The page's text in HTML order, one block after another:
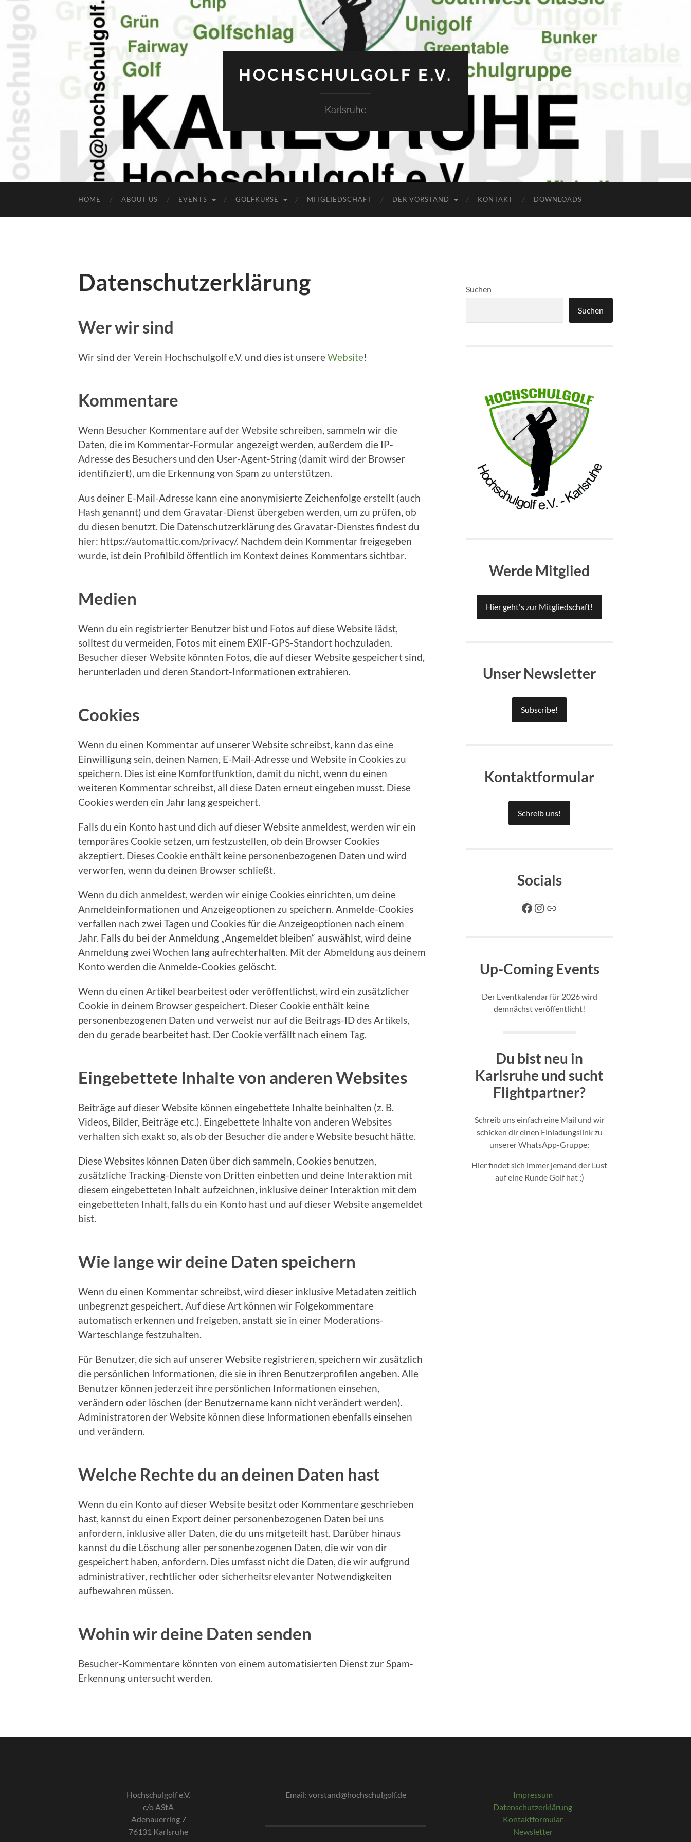
HOCHSCHULGOLF E.V.
Karlsruhe
HOME ABOUT US EVENTS GOLFKURSE MITGLIEDSCHAFT DER VORSTAND KONTAKT DOWNLOADS
Datenschutzerklärung
Wer wir sind
Wir sind der Verein Hochschulgolf e.V. und dies ist unsereWebsite!
Kommentare
Wenn Besucher Kommentare auf der Website schreiben, sammeln wir die
Daten, die im Kommentar-Formular angezeigt werden, außerdem die IP-
Adresse des Besuchers und den User-Agent-String (damit wird der Browser
identifiziert), um die Erkennung von Spam zu unterstützen.
Aus deiner E-Mail-Adresse kann eine anonymisierte Zeichenfolge erstellt (auch
Hash genannt) und dem Gravatar-Dienst übergeben werden, um zu prüfen, ob
du diesen benutzt. Die Datenschutzerklärung des Gravatar-Dienstes findest du
hier: https://automattic.com/privacy/. Nachdem dein Kommentar freigegeben
wurde, ist dein Profilbild öffentlich im Kontext deines Kommentars sichtbar.
Medien
Wenn du ein registrierter Benutzer bist und Fotos auf diese Website lädst,
solltest du vermeiden, Fotos mit einem EXIF-GPS-Standort hochzuladen.
Besucher dieser Website könnten Fotos, die auf dieser Website gespeichert sind,
herunterladen und deren Standort-Informationen extrahieren.
Cookies
Wenn du einen Kommentar auf unserer Website schreibst, kann das eine
Einwilligung sein, deinen Namen, E-Mail-Adresse und Website in Cookies zu
speichern. Dies ist eine Komfortfunktion, damit du nicht, wenn du einen
weiteren Kommentar schreibst, all diese Daten erneut eingeben musst. Diese
Cookies werden ein Jahr lang gespeichert.
Falls du ein Konto hast und dich auf dieser Website anmeldest, werden wir ein
temporäres Cookie setzen, um festzustellen, ob dein Browser Cookies
akzeptiert. Dieses Cookie enthält keine personenbezogenen Daten und wird
verworfen, wenn du deinen Browser schließt.
Wenn du dich anmeldest, werden wir einige Cookies einrichten, um deine
Anmeldeinformationen und Anzeigeoptionen zu speichern. Anmelde-Cookies
verfallen nach zwei Tagen und Cookies für die Anzeigeoptionen nach einem
Jahr. Falls du bei der Anmeldung „Angemeldet bleiben“ auswählst, wird deine
Anmeldung zwei Wochen lang aufrechterhalten. Mit der Abmeldung aus deinem
Konto werden die Anmelde-Cookies gelöscht.
Wenn du einen Artikel bearbeitest oder veröffentlichst, wird ein zusätzlicher
Cookie in deinem Browser gespeichert. Dieser Cookie enthält keine
personenbezogenen Daten und verweist nur auf die Beitrags-ID des Artikels,
den du gerade bearbeitet hast. Der Cookie verfällt nach einem Tag.
Eingebettete Inhalte von anderen Websites
Beiträge auf dieser Website können eingebettete Inhalte beinhalten (z. B.
Videos, Bilder, Beiträge etc.). Eingebettete Inhalte von anderen Websites
verhalten sich exakt so, als ob der Besucher die andere Website besucht hätte.
Diese Websites können Daten über dich sammeln, Cookies benutzen,
zusätzliche Tracking-Dienste von Dritten einbetten und deine Interaktion mit
diesem eingebetteten Inhalt aufzeichnen, inklusive deiner Interaktion mit dem
eingebetteten Inhalt, falls du ein Konto hast und auf dieser Website angemeldet
bist.
Wie lange wir deine Daten speichern
Wenn du einen Kommentar schreibst, wird dieser inklusive Metadaten zeitlich
unbegrenzt gespeichert. Auf diese Art können wir Folgekommentare
automatisch erkennen und freigeben, anstatt sie in einer Moderations-
Warteschlange festzuhalten.
Für Benutzer, die sich auf unserer Website registrieren, speichern wir zusätzlich
die persönlichen Informationen, die sie in ihren Benutzerprofilen angeben. Alle
Benutzer können jederzeit ihre persönlichen Informationen einsehen,
verändern oder löschen (der Benutzername kann nicht verändert werden).
Administratoren der Website können diese Informationen ebenfalls einsehen
und verändern.
Welche Rechte du an deinen Daten hast
Wenn du ein Konto auf dieser Website besitzt oder Kommentare geschrieben
hast, kannst du einen Export deiner personenbezogenen Daten bei uns
anfordern, inklusive aller Daten, die du uns mitgeteilt hast. Darüber hinaus
kannst du die Löschung aller personenbezogenen Daten, die wir von dir
gespeichert haben, anfordern. Dies umfasst nicht die Daten, die wir aufgrund
administrativer, rechtlicher oder sicherheitsrelevanter Notwendigkeiten
aufbewahren müssen.
Wohin wir deine Daten senden
Besucher-Kommentare könnten von einem automatisierten Dienst zur Spam-
Erkennung untersucht werden.
Suchen
Suchen
Werde Mitglied
Hier geht's zur Mitgliedschaft!
Unser Newsletter
Subscribe!
Kontaktformular
Schreib uns!
Socials
Facebook
Instagram
Link
Up-Coming Events
Der Eventkalendar für 2026 wird
demnächst veröffentlicht!
Du bist neu in
Karlsruhe und sucht
Flightpartner?
Schreib uns einfach eine Mail und wir
schicken dir einen Einladungslink zu
unserer WhatsApp-Gruppe:
Hier findet sich immer jemand der Lust
auf eine Runde Golf hat ;)
Hochschulgolf e.V.
c/o AStA
Adenauerring 7
76131 Karlsruhe
Email: vorstand@hochschulgolf.de
Impressum
Datenschutzerklärung
Kontaktformular
Newsletter